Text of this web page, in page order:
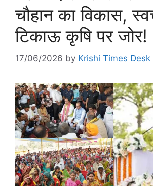
चौहान का विकास,
टिकाऊ कृषि पर जोर!
17/06/2026 by Krishi Times Desk